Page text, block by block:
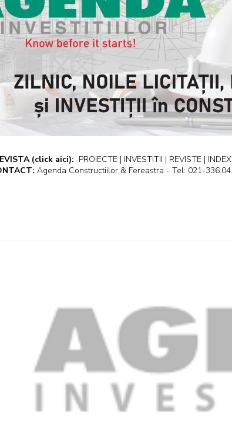
(click aici): PROIECTE | INVESTITII | REVISTE |
Agenda Constructiilor & Fereastra - Tel: 021-